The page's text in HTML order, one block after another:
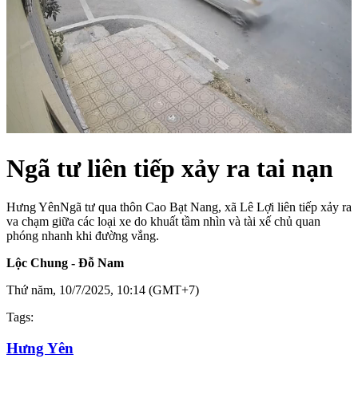
Ngã tư liên tiếp xảy ra tai nạn
Hưng YênNgã tư qua thôn Cao Bạt Nang, xã Lê Lợi liên tiếp xảy ra
va chạm giữa các loại xe do khuất tầm nhìn và tài xế chủ quan
phóng nhanh khi đường vắng.
Lộc Chung - Đỗ Nam
Thứ năm, 10/7/2025, 10:14 (GMT+7)
Tags:
Hưng Yên